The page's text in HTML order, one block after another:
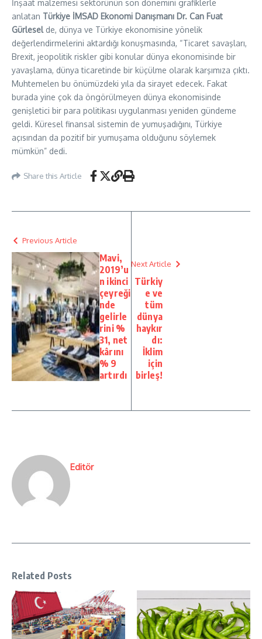
İnşaat malzemesi sektörünün son dönemini grafiklerle
anlatan Türkiye İMSAD Ekonomi Danışmanı Dr. Can Fuat
Gürleselde, dünya ve Türkiye ekonomisine yönelik
değerlendirmelerini aktardığı konuşmasında, “Ticaret savaşları,
Brexit, jeopolitik riskler gibi konular dünya ekonomisinde bir
yavaşlama, dünya ticaretinde bir küçülme olarak karşımıza çıktı.
Muhtemelen bu önümüzdeki yıla da sirayet edecek. Fakat
burada yine çok da öngörülmeyen dünya ekonomisinde
genişletici bir para politikası uygulanması yeniden gündeme
geldi. Küresel finansal sistemin de yumuşadığını, Türkiye
açısından da pozitif bir yumuşama olduğunu söylemek
mümkün” dedi.
Share this Article
Previous Article
Mavi,
2019’u
n ikinci
çeyreği
nde
gelirle
rini %
31, net
kârını
% 9
artırdı
Next Article
Türkiy
e ve
tüm
dünya
haykır
dı:
İklim
için
birleş!
Editör
Related Posts